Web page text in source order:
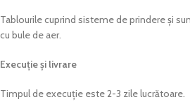
Tablourile cuprind sisteme de prindere și
cu bule de aer.
Execuție și livrare
Timpul de execuție este 2-3 zile lucrătoare.